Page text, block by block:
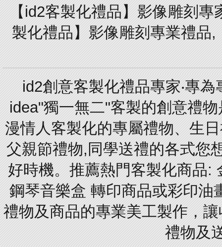
【id2客製化禮品】影像雕刻
製化禮品】影像雕刻專業禮品
id2創意客製化禮品專家‧專
idea"獨一無二"客製的創意禮
漫情人客製化的專屬禮物、生
父親節禮物,同學送禮的各式您
好時機。推薦熱門客製化商品:
鋼琴音樂盒 轉印商品或彩印油
禮物及商品的專業美工製作，
禮物及